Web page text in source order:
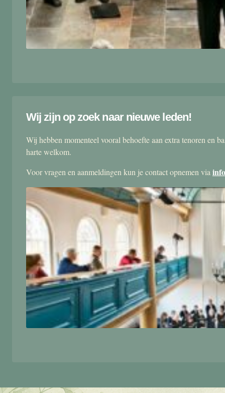
Wij zijn op zoek naar nieuwe leden!
Wij hebben momenteel vooral behoefte aan extra tenoren en
harte welkom.
Voor vragen en aanmeldingen kun je contact opnemen via